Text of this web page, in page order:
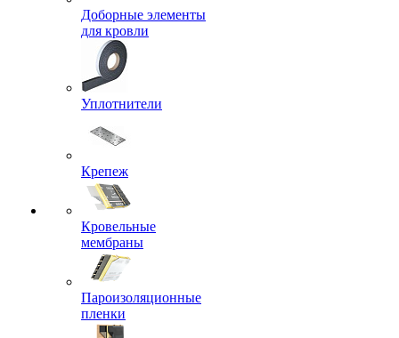
Доборные элементы
для кровли
Уплотнители
Крепеж
Кровельные
мембраны
Пароизоляционные
пленки